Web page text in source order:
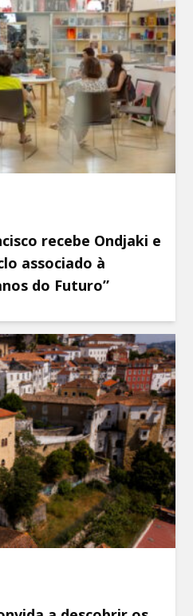
recebe Ondjaki e
associado à
do Futuro”